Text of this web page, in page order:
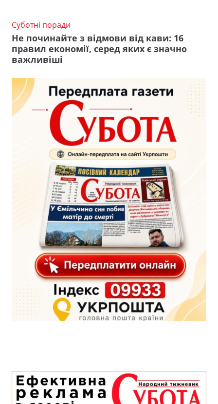
Суботні поради
Не починайте з відмови від кави: 16
правил економії, серед яких є значно
важливіші